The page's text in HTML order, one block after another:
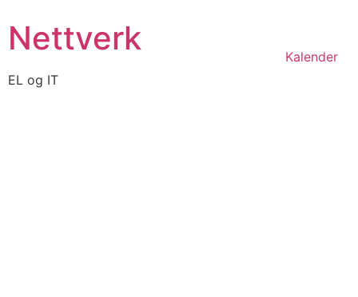
to
content
Nettverk
EL og IT
Kalender